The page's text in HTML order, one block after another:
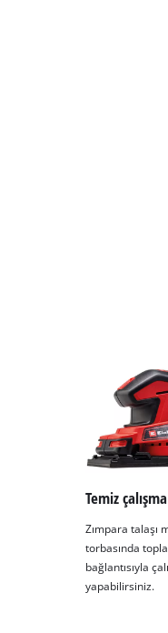
Temiz
Zımpara talaşı
torbasında
bağlantısıyla
yapabilirsiniz.